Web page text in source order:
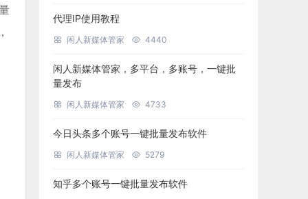
代理IP使用教程
闲人新媒体管家 4440
闲人新媒体管家，多平台，多账号，一键批
量发布
闲人新媒体管家 4733
今日头条多个账号一键批量发布软件
闲人新媒体管家 5279
知乎多个账号一键批量发布软件